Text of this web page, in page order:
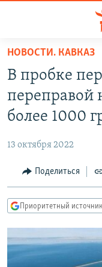
упрощенного
доступа
основному
Вернутся
Вернутся
поиску
ПРОГРАММЫ
ПОДКАСТЫ
АВТОРСКИЕ
МНЕНИЯ
КУЛЬТУРА
КАВКАЗ.РЕАЛИИ
СЕВЕР.РЕАЛИИ
СИБИРЬ.РЕАЛИИ
НОВОСТИ. КАВКАЗ
В пробке
переправой
более 1000
13 октября 2022
Поделиться
Приоритетный